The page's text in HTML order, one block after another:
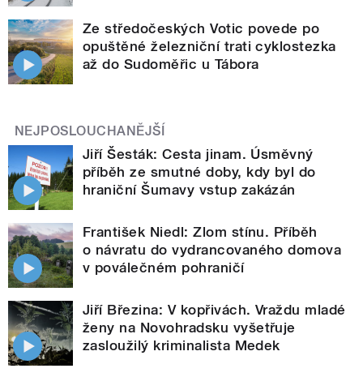
Ze středočeských Votic povede po
opuštěné železniční trati cyklostezka
až do Sudoměřic u Tábora
NEJPOSLOUCHANĚJŠÍ
Jiří Šesták: Cesta jinam. Úsměvný
příběh ze smutné doby, kdy byl do
hraniční Šumavy vstup zakázán
František Niedl: Zlom stínu. Příběh
o návratu do vydrancovaného domova
v poválečném pohraničí
Jiří Březina: V kopřivách. Vraždu mladé
ženy na Novohradsku vyšetřuje
zasloužilý kriminalista Medek